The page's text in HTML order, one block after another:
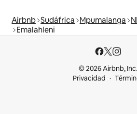
Airbnb Sudáfrica Mpumalanga
Emalahleni
© 2026 Airbnb, Inc.
Privacidad